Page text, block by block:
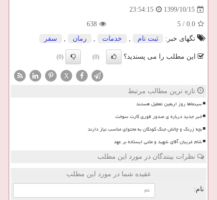
1399/10/15
23:54:15
0.0
/
5
638
تگهای خبر:
ثبت نام , خدمات , رمان , سفر
این مطلب را می پسندید؟ (0)
(0)
X
تازه ترین مطالب مرتبط
سینماها روز اربعین تعطیل هستند
خبر جدید درباره ی صدور فوری کارت سوخت
بچه زرنگ و چالش جنگ کودکان به محتوای مناسب نیاز دارند
شام غریبان آقای شهید و ملتی ایستاده بر عهد
نظرات بینندگان در مورد این مطلب
عقیده شما در مورد این مطلب
نام: